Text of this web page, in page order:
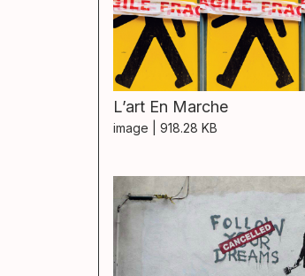
L’art En Marche
image | 918.28 KB